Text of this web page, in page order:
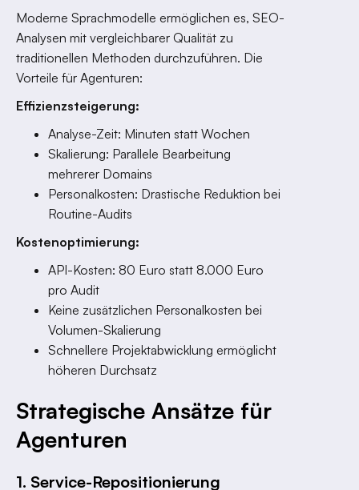
Moderne Sprachmodelle ermöglichen es, SEO-
Analysen mit vergleichbarer Qualität zu
traditionellen Methoden durchzuführen. Die
Vorteile für Agenturen:
Effizienzsteigerung:
Analyse-Zeit: Minuten statt Wochen
Skalierung: Parallele Bearbeitung
mehrerer Domains
Personalkosten: Drastische Reduktion bei
Routine-Audits
Kostenoptimierung:
API-Kosten: 80 Euro statt 8.000 Euro
pro Audit
Keine zusätzlichen Personalkosten bei
Volumen-Skalierung
Schnellere Projektabwicklung ermöglicht
höheren Durchsatz
Strategische Ansätze für
Agenturen
1. Service-Repositionierung